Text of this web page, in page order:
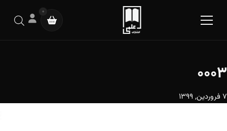
0
0003
7 فروردین, 1399